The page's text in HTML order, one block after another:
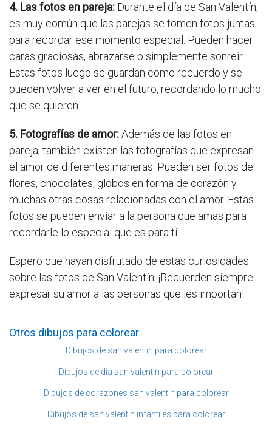
4. Las fotos en pareja: Durante el día de San Valentín,
es muy común que las parejas se tomen fotos juntas
para recordar ese momento especial. Pueden hacer
caras graciosas, abrazarse o simplemente sonreír.
Estas fotos luego se guardan como recuerdo y se
pueden volver a ver en el futuro, recordando lo mucho
que se quieren.
5. Fotografías de amor:Además de las fotos en
pareja, también existen las fotografías que expresan
el amor de diferentes maneras. Pueden ser fotos de
flores, chocolates, globos en forma de corazón y
muchas otras cosas relacionadas con el amor. Estas
fotos se pueden enviar a la persona que amas para
recordarle lo especial que es para ti.
Espero que hayan disfrutado de estas curiosidades
sobre las fotos de San Valentín. ¡Recuerden siempre
expresar su amor a las personas que les importan!
Otros dibujos para colorear
Dibujos de san valentin para colorear
Dibujos de dia san valentin para colorear
Dibujos de corazones san valentin para colorear
Dibujos de san valentin infantiles para colorear